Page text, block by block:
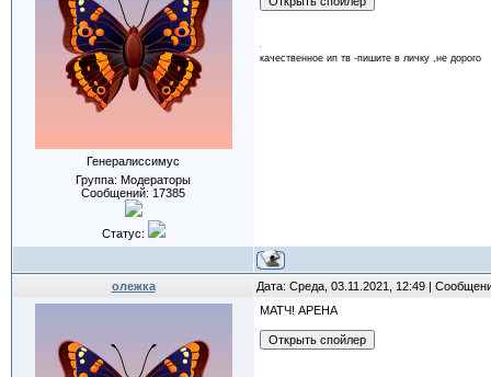
Генералиссимус
Группа: Модераторы
Сообщений: 17385
Статус:
качественное ип тв -пишите в личку ,не дорого
олежка Дата: Среда, 03.11.2021, 12:49 |
МАТЧ! АРЕНА